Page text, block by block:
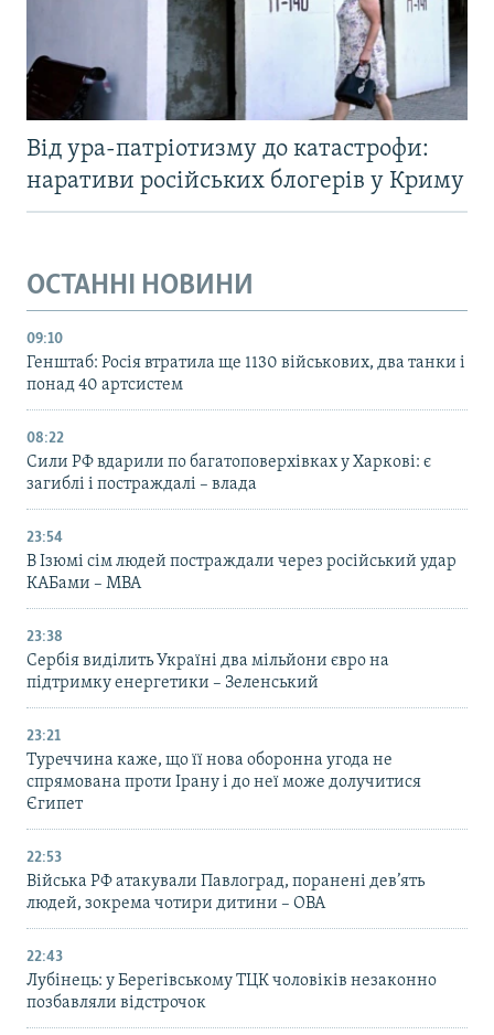
Від ура-патріотизму до катастрофи:
наративи російських блогерів у Криму
ОСТАННІ НОВИНИ
09:10
Генштаб: Росія втратила ще 1130 військових, два танки і
понад 40 артсистем
08:22
Сили РФ вдарили по багатоповерхівках у Харкові: є
загиблі і постраждалі – влада
23:54
В Ізюмі сім людей постраждали через російський удар
КАБами – МВА
23:38
Сербія виділить Україні два мільйони євро на
підтримку енергетики – Зеленський
23:21
Туреччина каже, що її нова оборонна угода не
спрямована проти Ірану і до неї може долучитися
Єгипет
22:53
Війська РФ атакували Павлоград, поранені дев’ять
людей, зокрема чотири дитини – ОВА
22:43
Лубінець: у Берегівському ТЦК чоловіків незаконно
позбавляли відстрочок